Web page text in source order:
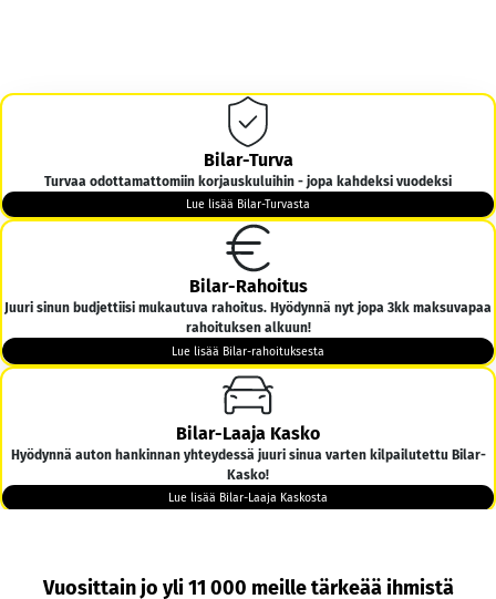
Bilar-Turva
Turvaa odottamattomiin korjauskuluihin - jopa kahdeksi vuodeksi
Lue lisää Bilar-Turvasta
Bilar-Rahoitus
Juuri sinun budjettiisi mukautuva rahoitus. Hyödynnä nyt jopa 3kk maksuvapaa
rahoituksen alkuun!
Lue lisää Bilar-rahoituksesta
Bilar-Laaja Kasko
Hyödynnä auton hankinnan yhteydessä juuri sinua varten kilpailutettu Bilar-
Kasko!
Lue lisää Bilar-Laaja Kaskosta
Bilar-Kotiintoimitus
Vuosittain jo yli 11 000 meille tärkeää ihmistä